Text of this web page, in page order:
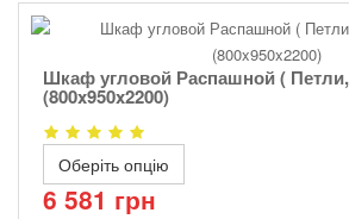
Шкаф угловой Распашной (
(800x950x2200)
Оберіть опцію
6 581 грн